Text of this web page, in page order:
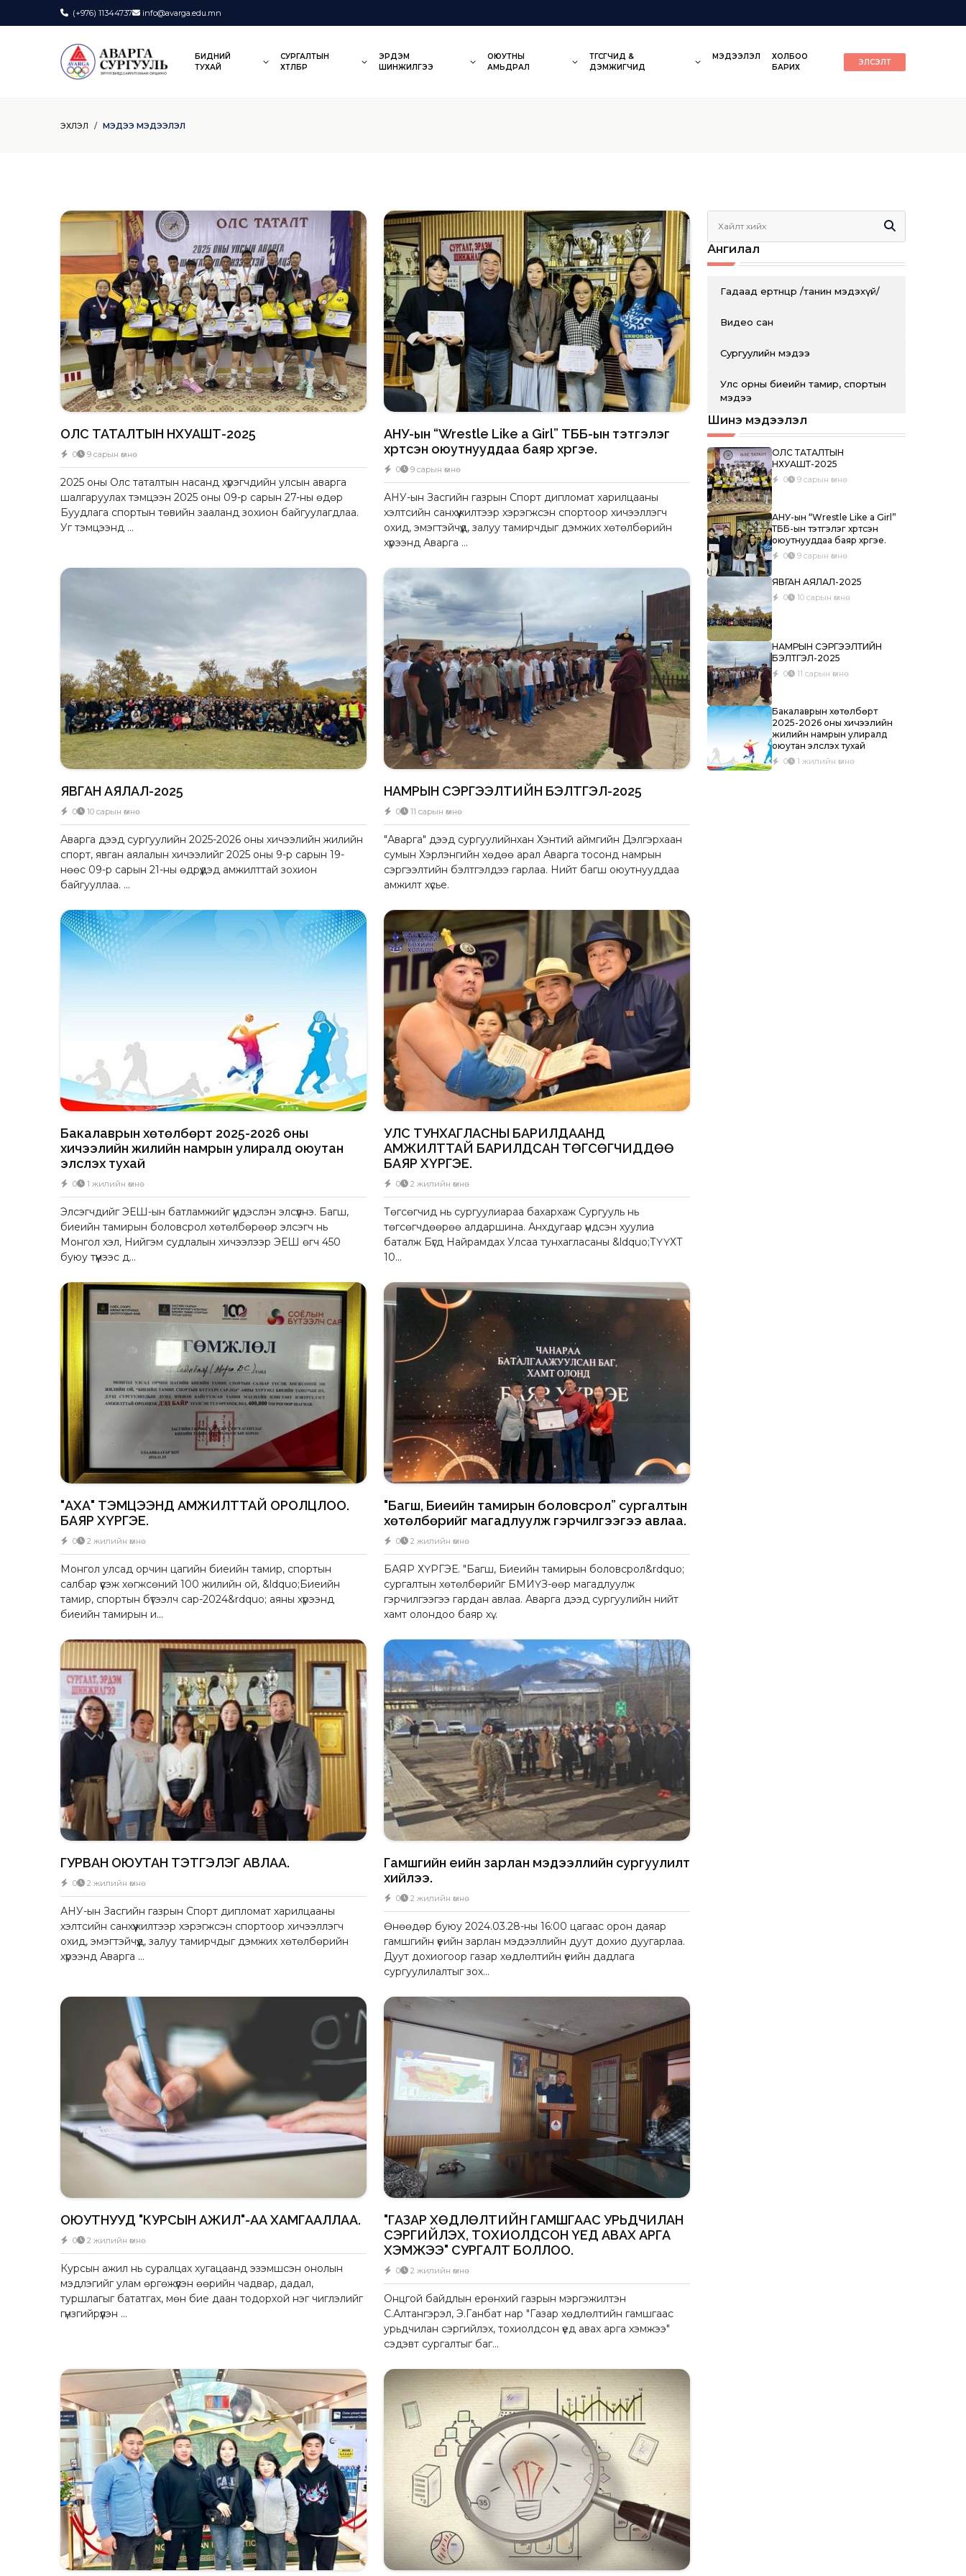
(+976) 11344737 info@avarga.edu.mn
БИДНИЙ
ТУХАЙ
СУРГАЛТЫН
ХӨТӨЛБӨР
ЭРДЭМ
ШИНЖИЛГЭЭ
ОЮУТНЫ
АМЬДРАЛ
ТӨГСӨГЧИД &
ДЭМЖИГЧИД
МЭДЭЭЛЭЛ
ХОЛБОО
БАРИХ
ЭЛСЭЛТ
ЭХЛЭЛ МЭДЭЭ МЭДЭЭЛЭЛ
ОЛС ТАТАЛТЫН НХУАШТ-2025
0 9 сарын өмнө
2025 оны Олс таталтын насанд хүрэгчдийн улсын аварга
шалгаруулах тэмцээн 2025 оны 09-р сарын 27-ны өдөр
Буудлага спортын төвийн зааланд зохион байгуулагдлаа.
Уг тэмцээнд ...
АНУ-ын “Wrestle Like a Girl” ТББ-ын тэтгэлэг
хүртсэн оюутнууддаа баяр хүргэе.
0 9 сарын өмнө
АНУ-ын Засгийн газрын Спорт дипломат харилцааны
хэлтсийн санхүүжилтээр хэрэгжсэн спортоор хичээллэгч
охид, эмэгтэйчүүд, залуу тамирчдыг дэмжих хөтөлбөрийн
хүрээнд Аварга ...
ЯВГАН АЯЛАЛ-2025
0 10 сарын өмнө
Аварга дээд сургуулийн 2025-2026 оны хичээлийн жилийн
спорт, явган аялалын хичээлийг 2025 оны 9-р сарын 19-
нөөс 09-р сарын 21-ны өдрүүдэд амжилттай зохион
байгууллаа. ...
НАМРЫН СЭРГЭЭЛТИЙН БЭЛТГЭЛ-2025
0 11 сарын өмнө
"Аварга" дээд сургуулийнхан Хэнтий аймгийн Дэлгэрхаан
сумын Хэрлэнгийн хөдөө арал Аварга тосонд намрын
сэргээлтийн бэлтгэлдээ гарлаа. Нийт багш оюутнууддаа
амжилт хүсье.
Бакалаврын хөтөлбөрт 2025-2026 оны
хичээлийн жилийн намрын улиралд оюутан
элсүүлэх тухай
0 1 жилийн өмнө
Элсэгчдийг ЭЕШ-ын батламжийг үндэслэн элсүүлнэ. Багш,
биеийн тамирын боловсрол хөтөлбөрөөр элсэгч нь
Монгол хэл, Нийгэм судлалын хичээлээр ЭЕШ өгч 450
буюу түүнээс д...
УЛС ТУНХАГЛАСНЫ БАРИЛДААНД
АМЖИЛТТАЙ БАРИЛДСАН ТӨГСӨГЧИДДӨӨ
БАЯР ХҮРГЭЕ.
0 2 жилийн өмнө
Төгсөгчид нь сургуулиараа бахархаж Сургууль нь
төгсөгчдөөрөө алдаршина. Анхдугаар үндсэн хуулиа
баталж Бүгд Найрамдах Улсаа тунхагласаны &ldquo;ТҮҮХТ
10...
"АХА" ТЭМЦЭЭНД АМЖИЛТТАЙ ОРОЛЦЛОО.
БАЯР ХҮРГЭЕ.
0 2 жилийн өмнө
Монгол улсад орчин цагийн биеийн тамир, спортын
салбар үүсэж хөгжсөний 100 жилийн ой, &ldquo;Биеийн
тамир, спортын бүтээлч сар-2024&rdquo; аяны хүрээнд
биеийн тамирын и...
"Багш, Биеийн тамирын боловсрол” сургалтын
хөтөлбөрийг магадлуулж гэрчилгээгээ авлаа.
0 2 жилийн өмнө
БАЯР ХҮРГЭЕ. "Багш, Биеийн тамирын боловсрол&rdquo;
сургалтын хөтөлбөрийг БМИҮЗ-өөр магадлуулж
гэрчилгээгээ гардан авлаа. Аварга дээд сургуулийн нийт
хамт олондоо баяр хү...
ГУРВАН ОЮУТАН ТЭТГЭЛЭГ АВЛАА.
0 2 жилийн өмнө
АНУ-ын Засгийн газрын Спорт дипломат харилцааны
хэлтсийн санхүүжилтээр хэрэгжсэн спортоор хичээллэгч
охид, эмэгтэйчүүд, залуу тамирчдыг дэмжих хөтөлбөрийн
хүрээнд Аварга ...
Гамшгийн үеийн зарлан мэдээллийн сургуулилт
хийлээ.
0 2 жилийн өмнө
Өнөөдөр буюу 2024.03.28-ны 16:00 цагаас орон даяар
гамшгийн үеийн зарлан мэдээллийн дуут дохио дуугарлаа.
Дуут дохиогоор газар хөдлөлтийн үеийн дадлага
сургуулилалтыг зох...
ОЮУТНУУД "КУРСЫН АЖИЛ"-АА ХАМГААЛЛАА.
0 2 жилийн өмнө
Курсын ажил нь суралцах хугацаанд эзэмшсэн онолын
мэдлэгийг улам өргөжүүлэн өөрийн чадвар, дадал,
туршлагыг бататгах, мөн бие даан тодорхой нэг чиглэлийг
гүнзгийрүүлэн ...
"ГАЗАР ХӨДЛӨЛТИЙН ГАМШГААС УРЬДЧИЛАН
СЭРГИЙЛЭХ, ТОХИОЛДСОН ҮЕД АВАХ АРГА
ХЭМЖЭЭ" СУРГАЛТ БОЛЛОО.
0 2 жилийн өмнө
Онцгой байдлын ерөнхий газрын мэргэжилтэн
С.Алтангэрэл, Э.Ганбат нар "Газар хөдлөлтийн гамшгаас
урьдчилан сэргийлэх, тохиолдсон үед авах арга хэмжээ"
сэдэвт сургалтыг баг...
Ангилал
Гадаад ертөнцөөр /танин мэдэхүй/
Видео сан
Сургуулийн мэдээ
Улс орны биеийн тамир, спортын
мэдээ
Шинэ мэдээлэл
ОЛС ТАТАЛТЫН
НХУАШТ-2025
0 9 сарын өмнө
АНУ-ын “Wrestle Like a Girl”
ТББ-ын тэтгэлэг хүртсэн
оюутнууддаа баяр хүргэе.
0 9 сарын өмнө
ЯВГАН АЯЛАЛ-2025
0 10 сарын өмнө
НАМРЫН СЭРГЭЭЛТИЙН
БЭЛТГЭЛ-2025
0 11 сарын өмнө
Бакалаврын хөтөлбөрт
2025-2026 оны хичээлийн
жилийн намрын улиралд
оюутан элсүүлэх тухай
0 1 жилийн өмнө